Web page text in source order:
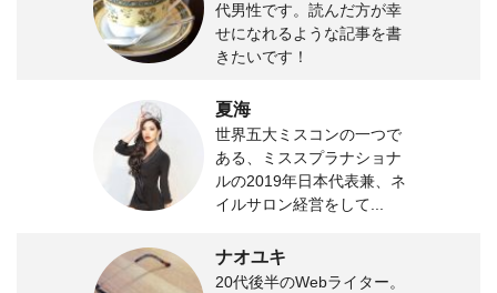
代男性です。読んだ方が幸
せになれるような記事を書
きたいです！
夏海
世界五大ミスコンの一つで
ある、ミススプラナショナ
ルの2019年日本代表兼、ネ
イルサロン経営をして...
ナオユキ
20代後半のWebライター。